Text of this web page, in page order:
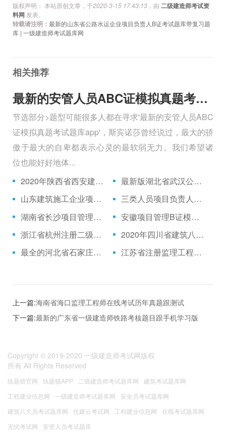
版权声明： 本站原创文章，于2020-3-15 17:43:13 ，由 二级建造师考试资
料网 发表。
转载请注明： 最新的山东省公路水运企业项目负责人B证考试题库带复习题
库 | 一级建造师考试题库网
相关推荐
最新的安管人员ABC证模拟真题考试题库app
节选部分>题型可能很多人都在寻求'最新的安管人员ABC
证模拟真题考试题库app'，斯宾诺莎曾经说过，最大的骄
傲于最大的自卑都表示心灵的最软弱无力。我们希望诸
位也能好好地体...
2020年陕西省西安建筑八大员材料员在线模拟题库考试题库app
最新版湖北省武汉公路水运企业项目负责人B证在线测试历年真题精华资料
山东建筑施工企业项目管理管理人员历年题库
三类人员项目负责人真题库基础知识
湖南省长沙项目管理B证在线考核历年题库与精华资料
安徽项目管理B证模拟习题
浙江省杭州注册二级建造师考试题库
2020年四川省建筑八大员材料员考试历年题库考试题库app
最全的河北省石家庄公路水运企业项目负责人B证在线考核题库软件
江苏省注册监理工程师在线模拟考试题库
上一篇:海南省海口监理工程师在线考试历年真题跟测试
下一篇:最新的广东省一级建造师铁路考核题目跟手机学习版
Copyright © 2019-2020 一级建造师考试网版权
所有 All Rights Reserved
练题猫官网 练题猫APP 二级建造师考试题库网
建筑考试题库网
工程建业信息网
一级建造师考试题库网
安全员考试题库网
建筑八大员考试题库网
住建云考试网 工程建业信息网
在线考试题库网
无忧考试网
安管人员考试题库